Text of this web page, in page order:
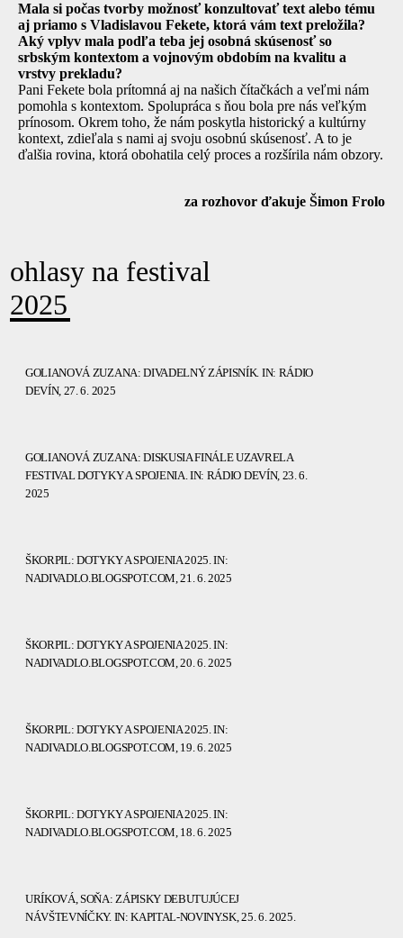
Mala si počas tvorby možnosť konzultovať text alebo tému
aj priamo s Vladislavou Fekete, ktorá vám text preložila?
Aký vplyv mala podľa teba jej osobná skúsenosť so
srbským kontextom a vojnovým obdobím na kvalitu a
vrstvy prekladu?
Pani Fekete bola prítomná aj na našich čítačkách a veľmi nám
pomohla s kontextom. Spolupráca s ňou bola pre nás veľkým
prínosom. Okrem toho, že nám poskytla historický a kultúrny
kontext, zdieľala s nami aj svoju osobnú skúsenosť. A to je
ďalšia rovina, ktorá obohatila celý proces a rozšírila nám obzory.
za rozhovor ďakuje Šimon Frolo
ohlasy na festival
2025
GOLIANOVÁ ZUZANA: DIVADELNÝ ZÁPISNÍK. IN: RÁDIO
DEVÍN, 27. 6. 2025
GOLIANOVÁ ZUZANA: DISKUSIA FINÁLE UZAVRELA
FESTIVAL DOTYKY A SPOJENIA. IN: RÁDIO DEVÍN, 23. 6.
2025
ŠKORPIL: DOTYKY A SPOJENIA 2025. IN:
NADIVADLO.BLOGSPOT.COM, 21. 6. 2025
ŠKORPIL: DOTYKY A SPOJENIA 2025. IN:
NADIVADLO.BLOGSPOT.COM, 20. 6. 2025
ŠKORPIL: DOTYKY A SPOJENIA 2025. IN:
NADIVADLO.BLOGSPOT.COM, 19. 6. 2025
ŠKORPIL: DOTYKY A SPOJENIA 2025. IN:
NADIVADLO.BLOGSPOT.COM, 18. 6. 2025
URÍKOVÁ, SOŇA: ZÁPISKY DEBUTUJÚCEJ
NÁVŠTEVNÍČKY. IN: KAPITAL-NOVINY.SK, 25. 6. 2025.